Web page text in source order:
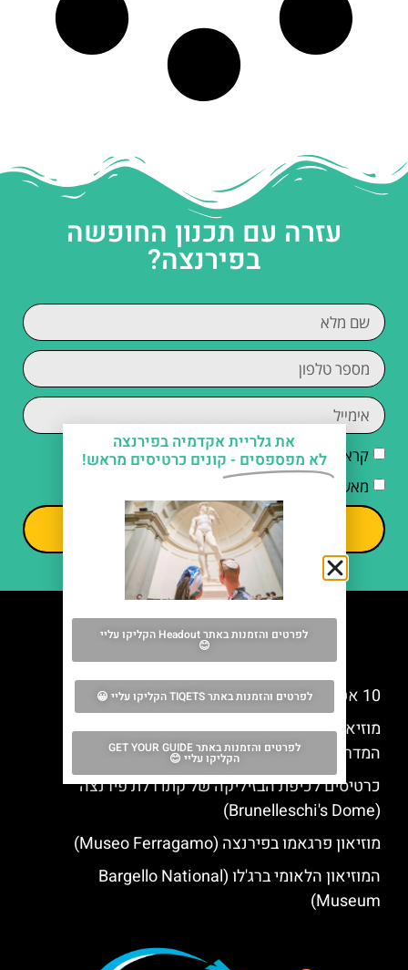
עזרה עם תכנון החופשה
בפירנצה?
קראתי והסכמתי למדיניות הפרטיות
מאשר/ת קבלת דיוור וחומרים פרסומיים
שליחה
מה אסור לפספס
10 אטרקציות שאסור לפספס בפירנצה
מוזיאון המיזריקורדיה בפירנצה (Misericordia) –
המדריך המלא למוזיאון
כרטיסים לכיפת הבזיליקה של קתדרלת פירנצה
(Brunelleschi's Dome)
מוזיאון פרגאמו בפירנצה (Museo Ferragamo)
המוזיאון הלאומי ברג'לו (Bargello National
Museum)
את גלריית אקדמיה בפירנצה
לא מפספסים - קונים כרטיסים מראש!
לפרטים והזמנות באתר Headout הקליקו עליי
😊
לפרטים והזמנות באתר TIQETS הקליקו עליי 😀
לפרטים והזמנות באתר GET YOUR GUIDE
הקליקו עליי 😊